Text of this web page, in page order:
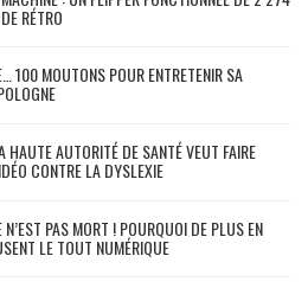
RÉTRO
100 MOUTONS POUR ENTRETENIR SA
HAUTE AUTORITÉ DE SANTÉ VEUT FAIRE
CONTRE LA DYSLEXIE
PAS MORT ! POURQUOI DE PLUS EN
LE TOUT NUMÉRIQUE